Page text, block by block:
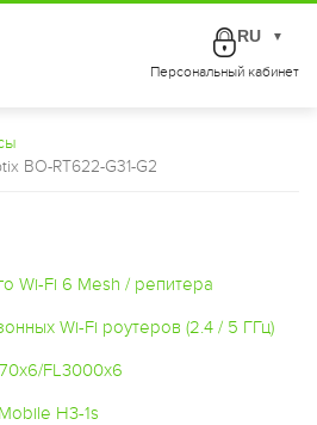
Персональный кабинет
RU ▼
BO-RT622-G31-G2
Wi-Fi 6 Mesh / репитера
Wi-Fi роутеров (2.4 / 5 ГГц)
FL3000x6
H3-1s